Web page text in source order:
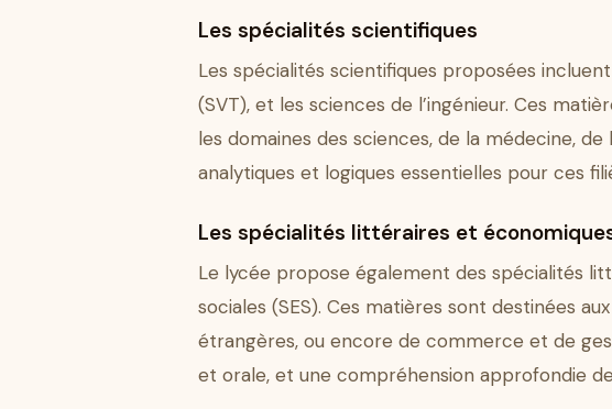
Les spécialités scientifiques
Les spécialités scientifiques proposées
(SVT), et les sciences de l’ingénieur. Ces
les domaines des sciences, de la médecine,
analytiques et logiques essentielles pour ces
Les spécialités littéraires et
Le lycée propose également des spécialités
sociales (SES). Ces matières sont destinées
étrangères, ou encore de commerce et de
et orale, et une compréhension approfondie